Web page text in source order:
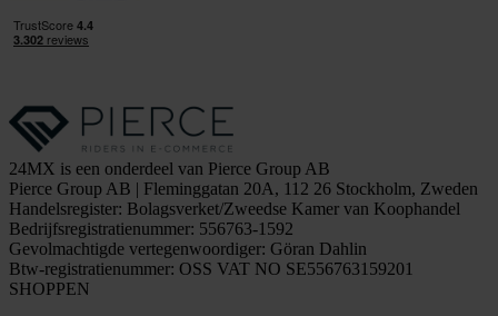
24MX is een onderdeel van Pierce Group AB
Pierce Group AB | Fleminggatan 20A, 112 26 Stockholm, Zweden
Handelsregister: Bolagsverket/Zweedse Kamer van Koophandel
Bedrijfsregistratienummer: 556763-1592
Gevolmachtigde vertegenwoordiger: Göran Dahlin
Btw-registratienummer: OSS VAT NO SE556763159201
SHOPPEN